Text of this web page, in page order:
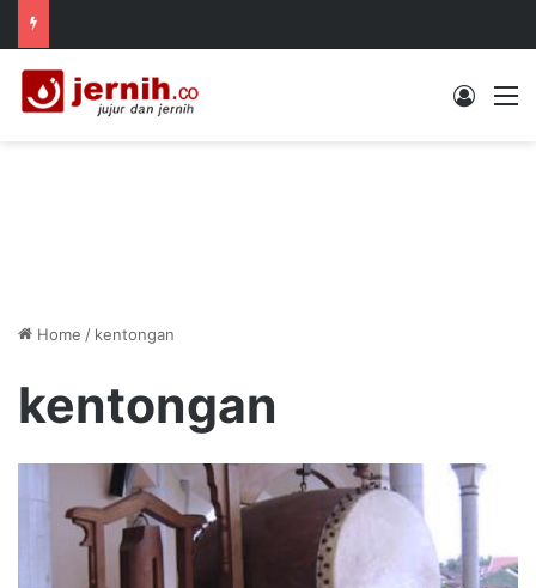
Log In
Home / kentongan
kentongan